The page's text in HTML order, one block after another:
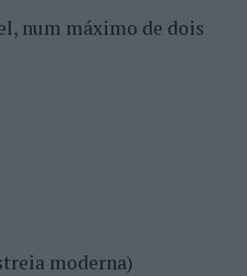
num máximo de dois
moderna)